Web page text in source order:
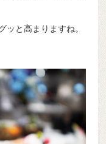
ッと高まりますね。